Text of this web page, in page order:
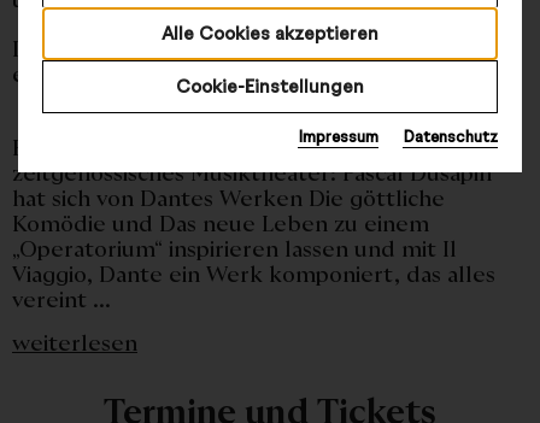
Alle Cookies akzeptieren
Cookie-Einstellungen
Impressum Datenschutz
In italienischer Sprache mit deutschen und
englischen Übertiteln
Ein Klassiker der Weltliteratur als
zeitgenössisches Musiktheater: Pascal Dusapin
hat sich von Dantes Werken Die göttliche
Komödie und Das neue Leben zu einem
„Operatorium“ inspirieren lassen und mit Il
Viaggio, Dante ein Werk komponiert, das alles
vereint ...
weiterlesen
Termine und Tickets